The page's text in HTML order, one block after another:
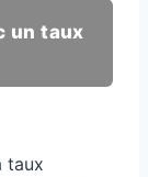
un taux
taux